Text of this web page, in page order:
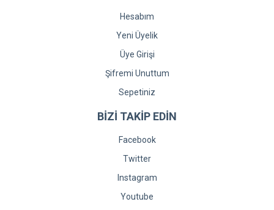
Hesabım
Yeni Üyelik
Üye Girişi
Şifremi Unuttum
Sepetiniz
BİZİ TAKİP EDİN
Facebook
Twitter
Instagram
Youtube